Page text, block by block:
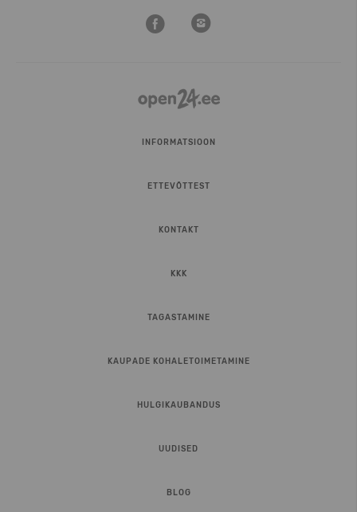
INFORMATSIOON
ETTEVÕTTEST
KONTAKT
KKK
TAGASTAMINE
KAUPADE KOHALETOIMETAMINE
HULGIKAUBANDUS
UUDISED
BLOG